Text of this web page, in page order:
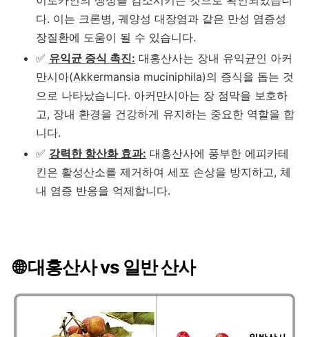
다. 이는 크론병, 궤양성 대장염과 같은 만성 염증성
장질환에 도움이 될 수 있습니다.
✅ 유익균 증식 촉진: 대홍산사는 장내 유익균인 아커
만시아(Akkermansia muciniphila)의 증식을 돕는 것
으로 나타났습니다. 아커만시아는 장 점막을 보호하
고, 장내 환경을 건강하게 유지하는 중요한 역할을 합
니다.
✅ 강력한 항산화 효과: 대홍산사에 풍부한 에피카테
킨은 활성산소를 제거하여 세포 손상을 방지하고, 체
내 염증 반응을 억제합니다.
🌐 대홍산사 vs 일반 산사